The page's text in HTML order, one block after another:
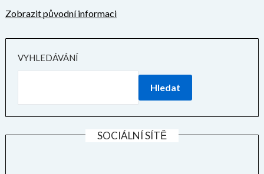
Zobrazit původní informaci
VYHLEDÁVÁNÍ
Hledat
SOCIÁLNÍ SÍTĚ